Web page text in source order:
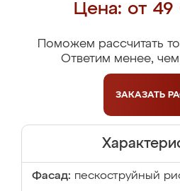
Цена: от
Поможем рассчитать
Ответим менее, чем
ЗАКАЗАТЬ
Фасад: пескоструйный